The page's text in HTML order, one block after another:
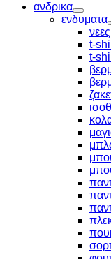
ανδρικα
Toggle
ενδυματα
t-
t-